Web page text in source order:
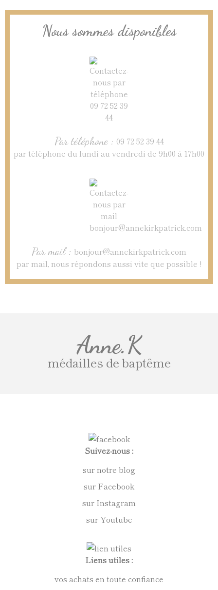
Nous sommes disponibles
Par téléphone : 09 72 52 39 44
par téléphone du lundi au vendredi de 9h00 à 17h00
Par mail : bonjour@annekirkpatrick.com
par mail, nous répondons aussi vite que possible !
Anne.K
médailles de baptême
Suivez-nous :
sur notre blog
sur Facebook
sur Instagram
sur Youtube
Liens utiles :
vos achats en toute confiance